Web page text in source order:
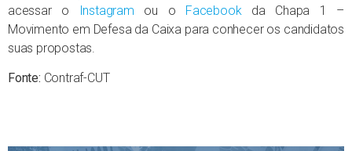
acessar o
Instagram ou o Facebook da Chapa 1 –
Movimento em Defesa da Caixa para conhecer os candidatos
suas propostas.
Fonte: Contraf-CUT